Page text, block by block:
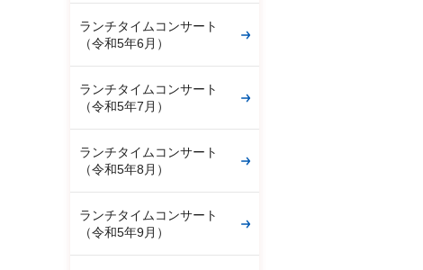
ランチタイムコンサート
（令和5年6月）
ランチタイムコンサート
（令和5年7月）
ランチタイムコンサート
（令和5年8月）
ランチタイムコンサート
（令和5年9月）